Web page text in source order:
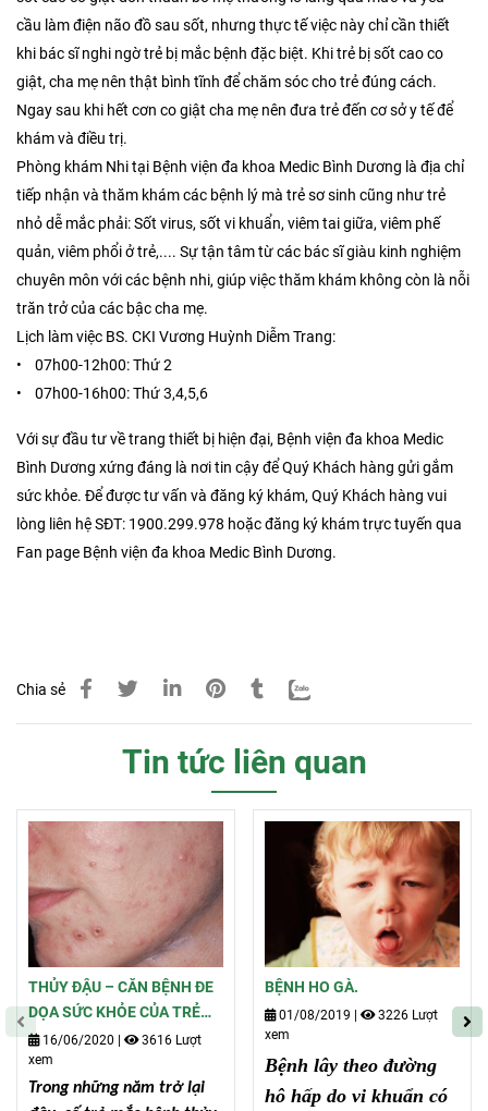
cầu làm điện não đồ sau sốt, nhưng thực tế việc này chỉ cần thiết
khi bác sĩ nghi ngờ trẻ bị mắc bệnh đặc biệt. Khi trẻ bị sốt cao co
giật, cha mẹ nên thật bình tĩnh để chăm sóc cho trẻ đúng cách.
Ngay sau khi hết cơn co giật cha mẹ nên đưa trẻ đến cơ sở y tế để
khám và điều trị.
Phòng khám Nhi tại Bệnh viện đa khoa Medic Bình Dương là địa chỉ
tiếp nhận và thăm khám các bệnh lý mà trẻ sơ sinh cũng như trẻ
nhỏ dễ mắc phải: Sốt virus, sốt vi khuẩn, viêm tai giữa, viêm phế
quản, viêm phổi ở trẻ,.... Sự tận tâm từ các bác sĩ giàu kinh nghiệm
chuyên môn với các bệnh nhi, giúp việc thăm khám không còn là nỗi
trăn trở của các bậc cha mẹ.
Lịch làm việc BS. CKI Vương Huỳnh Diễm Trang:
• 07h00-12h00: Thứ 2
• 07h00-16h00: Thứ 3,4,5,6
Với sự đầu tư về trang thiết bị hiện đại, Bệnh viện đa khoa Medic
Bình Dương xứng đáng là nơi tin cậy để Quý Khách hàng gửi gắm
sức khỏe. Để được tư vấn và đăng ký khám, Quý Khách hàng vui
lòng liên hệ SĐT: 1900.299.978 hoặc đăng ký khám trực tuyến qua
Fan page Bệnh viện đa khoa Medic Bình Dương.
Chia sẻ
Tin tức liên quan
THỦY ĐẬU – CĂN BỆNH ĐE
DỌA SỨC KHỎE CỦA TRẺ
VÀO MÙA HÈ
16/06/2020
3616 Lượt
xem
Trong những năm trở lại
BỆNH HO GÀ.
01/08/2019
3226 Lượt
xem
Bệnh lây theo đường
hô hấp do vi khuẩn có